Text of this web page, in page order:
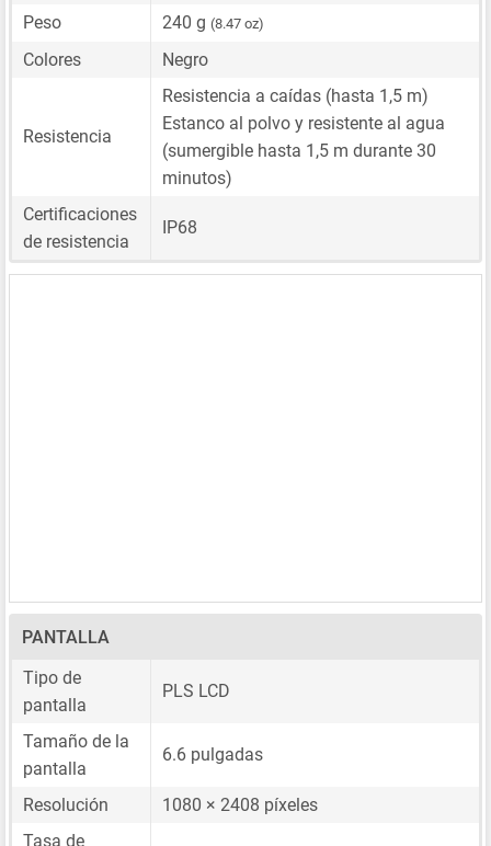
Peso 240 g (8.47 oz)
Colores Negro
Resistencia
Resistencia a caídas (hasta 1,5 m)
Estanco al polvo y resistente al agua
(sumergible hasta 1,5 m durante 30
minutos)
Certificaciones
de resistencia
IP68
PANTALLA
Tipo de
pantalla
PLS LCD
Tamaño de la
pantalla
6.6 pulgadas
Resolución
1080 × 2408 píxeles
Tasa de